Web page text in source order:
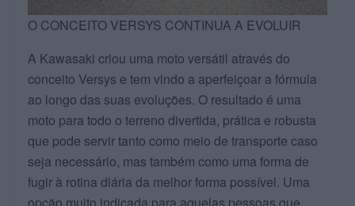
O CONCEITO VERSYS CONTINUA A EVOLUIR
A Kawasaki criou uma moto versátil através do
conceito Versys e tem vindo a aperfeiçoar a fórmula
ao longo das suas evoluções. O resultado é uma
moto para todo o terreno divertida, prática e robusta
que pode servir tanto como meio de transporte caso
seja necessário, mas também como uma forma de
fugir à rotina diária da melhor forma possível. Uma